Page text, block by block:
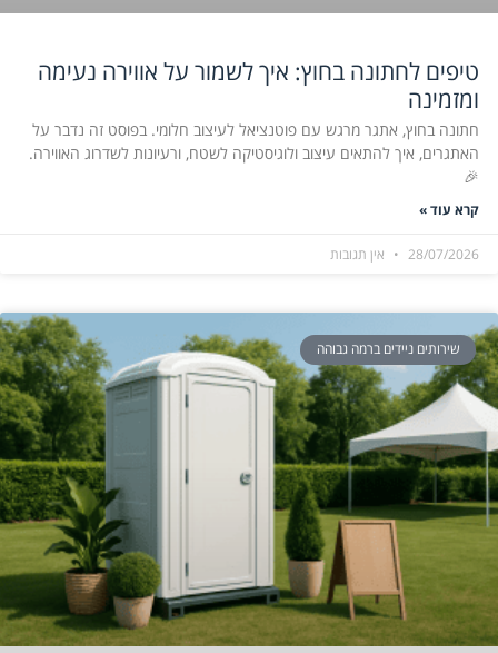
טיפים לחתונה בחוץ: איך לשמור על אווירה נעימה
ומזמינה
חתונה בחוץ, אתגר מרגש עם פוטנציאל לעיצוב חלומי. בפוסט זה נדבר על
האתגרים, איך להתאים עיצוב ולוגיסטיקה לשטח, ורעיונות לשדרוג האווירה.
🎉
קרא עוד »
28/07/2026 אין תגובות
שירותים ניידים ברמה גבוהה